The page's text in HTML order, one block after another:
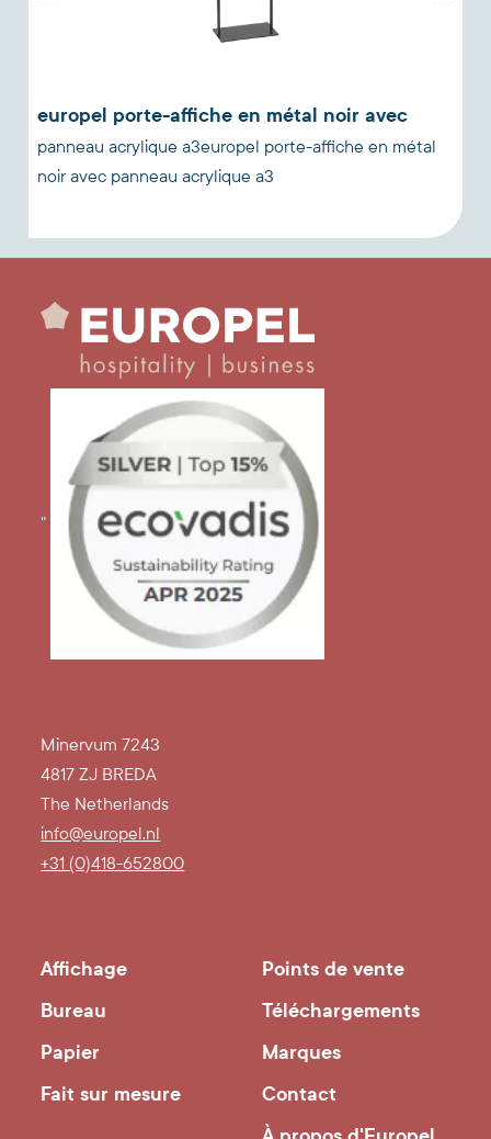
europel porte-affiche en métal noir avec
panneau acrylique a3europel porte-affiche en métal
noir avec panneau acrylique a3
"
Minervum 7243
4817 ZJ BREDA
The Netherlands
info@europel.nl
+31 (0)418-652800
Affichage
Bureau
Papier
Fait sur mesure
Points de vente
Téléchargements
Marques
Contact